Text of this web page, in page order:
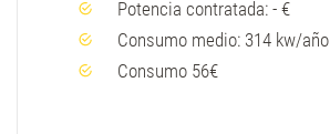
Potencia contratada: - €
Consumo medio: 314 kw/año
Consumo 56€